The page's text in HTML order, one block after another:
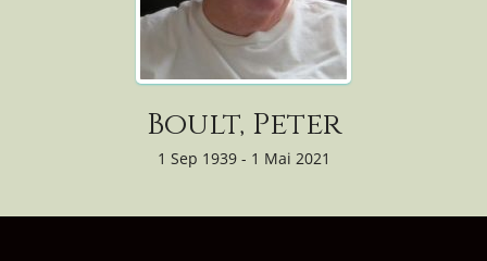
Boult, Peter
1 Sep 1939 - 1 Mai 2021